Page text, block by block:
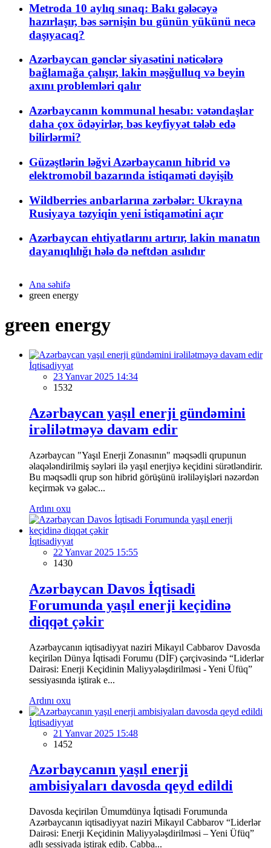
Metroda 10 aylıq sınaq: Bakı gələcəyə
hazırlaşır, bəs sərnişin bu günün yükünü necə
daşıyacaq?
Azərbaycan gənclər siyasətini nəticələrə
bağlamağa çalışır, lakin məşğulluq və beyin
axını problemləri qalır
Azərbaycanın kommunal hesabı: vətəndaşlar
daha çox ödəyirlər, bəs keyfiyyət tələb edə
bilirlərmi?
Güzəştlərin ləğvi Azərbaycanın hibrid və
elektromobil bazarında istiqaməti dəyişib
Wildberries anbarlarına zərbələr: Ukrayna
Rusiyaya təzyiqin yeni istiqamətini açır
Azərbaycan ehtiyatlarını artırır, lakin manatın
dayanıqlılığı hələ də neftdən asılıdır
Ana səhifə
green energy
green energy
İqtisadiyyat
23 Yanvar 2025 14:34
1532
Azərbaycan yaşıl enerji gündəmini
irəlilətməyə davam edir
Azərbaycan "Yaşıl Enerji Zonasının" məqsədli qrupunun
əlaqələndirilmiş səyləri ilə yaşıl enerjiyə keçidini sürətləndirir.
Bu məqsədli qrup son hibrid görüşünü irəliləyişləri nəzərdən
keçirmək və gələc...
Ardını oxu
İqtisadiyyat
22 Yanvar 2025 15:55
1430
Azərbaycan Davos İqtisadi
Forumunda yaşıl enerji keçidinə
diqqət çəkir
Azərbaycanın iqtisadiyyat naziri Mikayıl Cabbarov Davosda
keçirilən Dünya İqtisadi Forumu (DİF) çərçivəsində “Liderlər
Dairəsi: Enerji Keçidinin Maliyyələşdirilməsi - Yeni Üfüq”
sessiyasında iştirak e...
Ardını oxu
İqtisadiyyat
21 Yanvar 2025 15:48
1452
Azərbaycanın yaşıl enerji
ambisiyaları davosda qeyd edildi
Davosda keçirilən Ümumdünya İqtisadi Forumunda
Azərbaycanın iqtisadiyyat naziri Mikayıl Cabbarov “Liderlər
Dairəsi: Enerji Keçidinin Maliyyələşdirilməsi – Yeni Üfüq”
adlı sessiyada iştirak edib. Cabba...